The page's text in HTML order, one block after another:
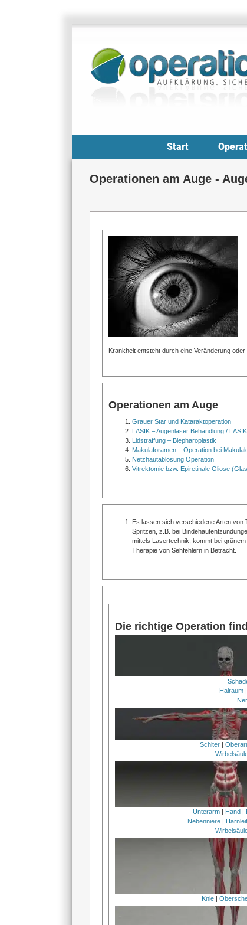
Start
Operationen am Auge -
Krankheit entsteht durch eine Veränderung
Operationen am Auge
Grauer Star und Kataraktoperation
LASIK – Augenlaser Behandlung /
Lidstraffung – Blepharoplastik
Makulaforamen – Operation bei
Netzhautablösung Operation
Vitrektomie bzw. Epiretinale Gliose
Es lassen sich verschiedene Arten von
Spritzen, z.B. bei
mittels Lasertechnik, kommt bei
Therapie von Sehfehlern in Betracht.
Die richtige Operation
Halraum |
Schlter |
Unterarm | Hand |
Nebenniere |
Knie|